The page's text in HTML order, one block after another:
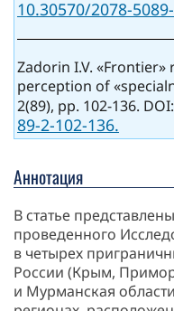
10.30570/2078-
Zadorin I.V.
perception of
2(89), pp. 102-136. DOI:
89-2-102-136.
Аннотация
В статье
проведенного
в четырех
России (Крым,
и Мурманская